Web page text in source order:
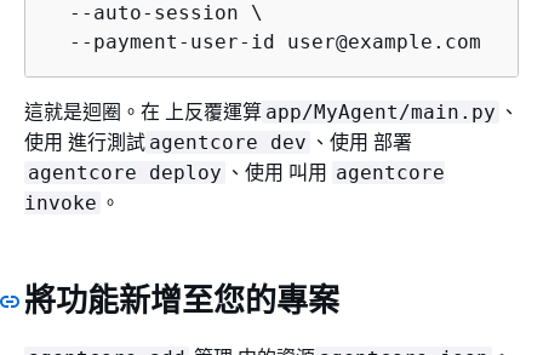
  --auto-session \
  --payment-user-id user@example.com
這就是迴圈。在 上反覆運算 app/MyAgent/main.py 、
使用 進行測試 agentcore dev 、使用 部署
agentcore deploy 、使用 叫用 agentcore
invoke 。
將功能新增至您的專案